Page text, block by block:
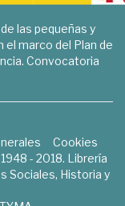
las pequeñas y
marco del Plan de
Convocatoria
Cookies
- 2018. Librería
Sociales, Historia y